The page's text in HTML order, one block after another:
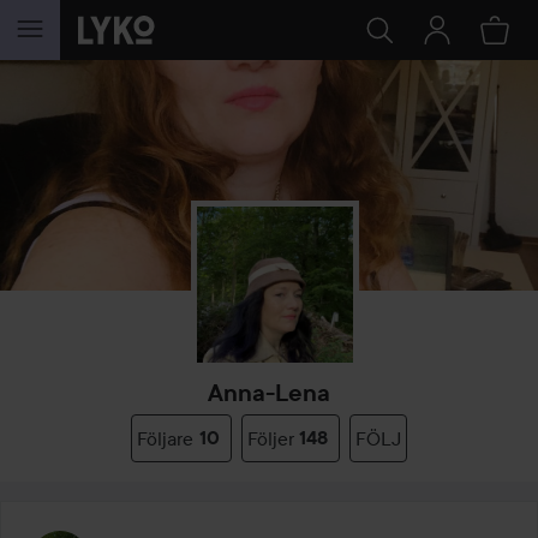
HOPPA TILL INNEHÅLLET
Anna-Lena
Följare 10 Följer 148 FÖLJ